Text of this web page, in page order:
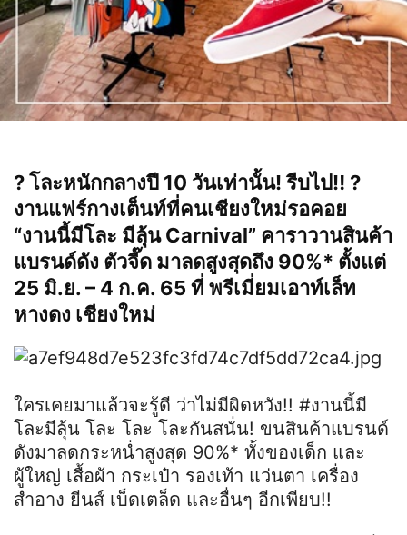
? โละหนักกลางปี 10 วันเท่านั้น! รีบไป‼️ ?
งานแฟร์กางเต็นท์ที่คนเชียงใหม่รอคอย
“งานนี้มีโละ มีลุ้น Carnival” คาราวานสินค้า
แบรนด์ดัง ตัวจี๊ด มาลดสูงสุดถึง 90%* ตั้งแต่
25 มิ.ย. – 4 ก.ค. 65 ที่ พรีเมี่ยมเอาท์เล็ท
หางดง เชียงใหม่
ใครเคยมาแล้วจะรู้ดี ว่าไม่มีผิดหวัง!! #งานนี้มี
โละมีลุ้น โละ โละ โละกันสนั่น! ขนสินค้าแบรนด์
ดังมาลดกระหน่ำสูงสุด 90%* ทั้งของเด็ก และ
ผู้ใหญ่ เสื้อผ้า กระเป๋า รองเท้า แว่นตา เครื่อง
สำอาง ยีนส์ เบ็ดเตล็ด และอื่นๆ อีกเพียบ!!